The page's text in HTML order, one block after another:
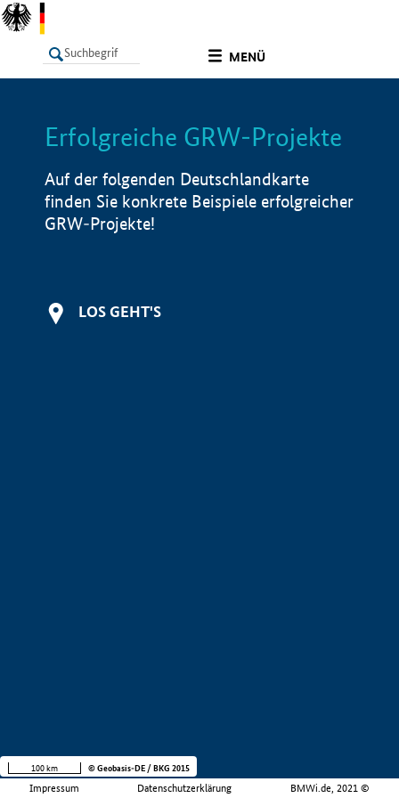
MENÜ
LISTE Info
Erfolgreiche GRW-Projekte
Auf der folgenden Deutschlandkarte
finden Sie konkrete Beispiele erfolgreicher
GRW-Projekte!
LOS GEHT'S
Impressum Datenschutzerklärung BMWi.de, 2021 ©
100 km © Geobasis-DE / BKG 2015